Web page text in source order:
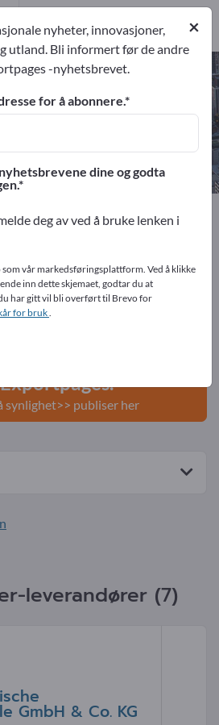
– finn
leverandører
7
7
CNC-leieproduksjon
på Exportpages!
varer – Forretningskontakter >>
og dine
synlighet>> publiser her
leverandører (7)
GmbH & Co. KG
×
nyheter, innovasjoner,
utland. Bli informert før de andre
-nyhetsbrevet.
for å abonnere.
dine og godta
deg av ved å bruke lenken i
vår markedsføringsplattform. Ved å klikke
inn dette skjemaet, godtar du at
har gitt vil bli overført til Brevo for
for bruk.